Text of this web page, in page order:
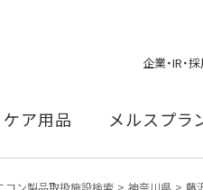
企業・IR・
ケア用品 メルスプラ
コン製品取扱施設検索 神奈川県 藤